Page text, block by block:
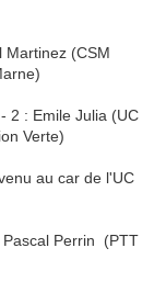
(CSM
2 : Emile Julia (UC
Verte)
au car de l'UC
Pascal Perrin (PTT